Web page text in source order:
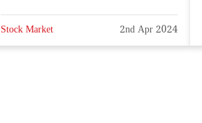
Stock Market 2nd Apr 2024